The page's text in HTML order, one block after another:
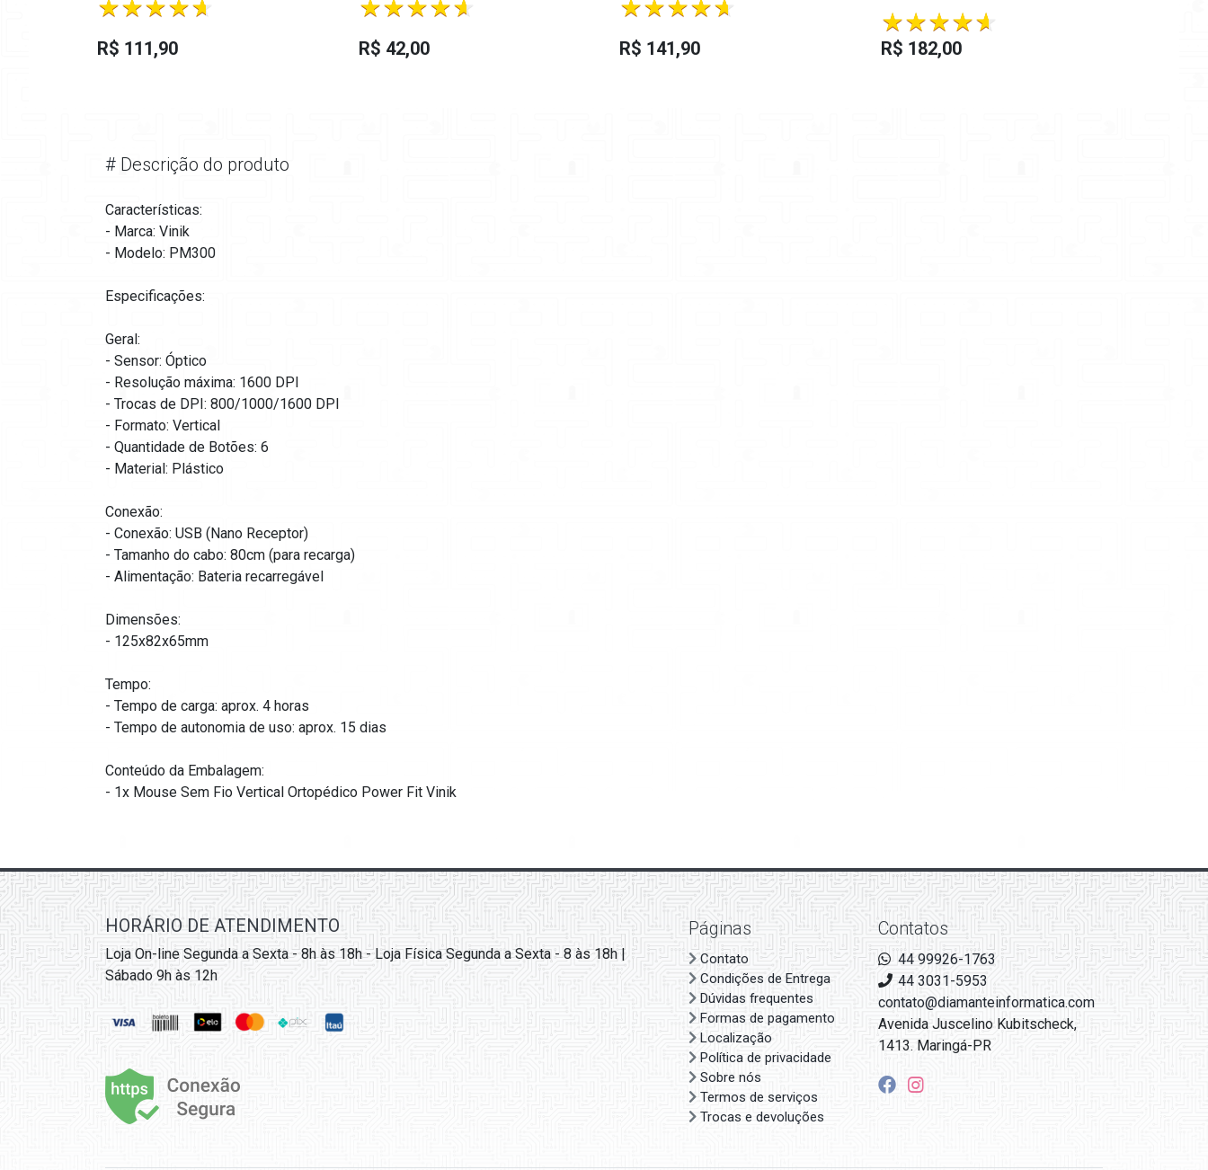
R$ 111,90 R$ 42,00 R$ 141,90 R$ 182,00
# Descrição do produto
Características:
- Marca: Vinik
- Modelo: PM300
Especificações:
Geral:
- Sensor: Óptico
- Resolução máxima: 1600 DPI
- Trocas de DPI: 800/1000/1600 DPI
- Formato: Vertical
- Quantidade de Botões: 6
- Material: Plástico
Conexão:
- Conexão: USB (Nano Receptor)
- Tamanho do cabo: 80cm (para recarga)
- Alimentação: Bateria recarregável
Dimensões:
- 125x82x65mm
Tempo:
- Tempo de carga: aprox. 4 horas
- Tempo de autonomia de uso: aprox. 15 dias
Conteúdo da Embalagem:
- 1x Mouse Sem Fio Vertical Ortopédico Power Fit Vinik
Contatos
44 99926-1763
44 3031-5953
contato@diamanteinformatica.com
Avenida Juscelino Kubitscheck,
1413. Maringá-PR
Páginas
Contato
Condições de Entrega
Dúvidas frequentes
Formas de pagamento
Localização
Política de privacidade
Sobre nós
Termos de serviços
Trocas e devoluções
HORÁRIO DE ATENDIMENTO
Loja On-line Segunda a Sexta - 8h às 18h - Loja Física Segunda a Sexta - 8 às 18h |
Sábado 9h às 12h